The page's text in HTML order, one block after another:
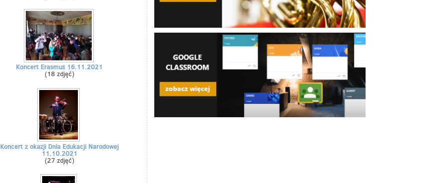
Koncert Erasmus 16.11.2021
(18 zdjęć)
Koncert z okazji Dnia Edukacji Narodowej
11.10.2021
(27 zdjęć)